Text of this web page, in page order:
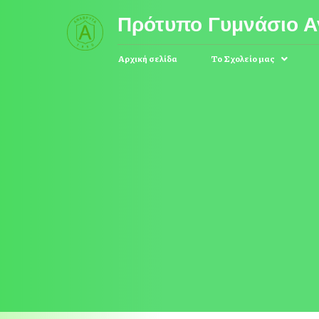
Πρότυπο Γυμνάσιο
Αρχική σελίδα Το Σχολείο μας